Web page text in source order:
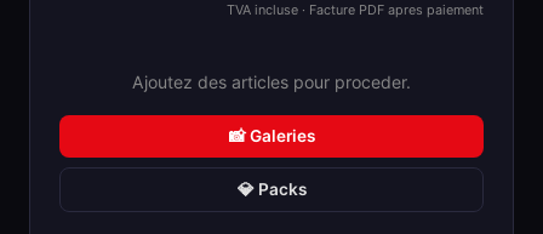
TVA incluse · Facture PDF apres paiement
Ajoutez des articles pour proceder.
📸 Galeries
💎 Packs